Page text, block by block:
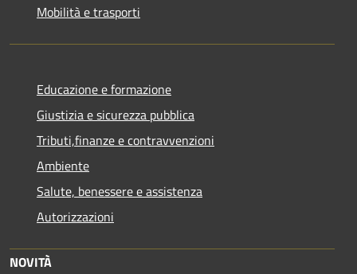
Mobilità e trasporti
Educazione e formazione
Giustizia e sicurezza pubblica
Tributi,finanze e contravvenzioni
Ambiente
Salute, benessere e assistenza
Autorizzazioni
NOVITÀ